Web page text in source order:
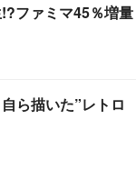
ファミマ45％増量
ら描いた”レトロ